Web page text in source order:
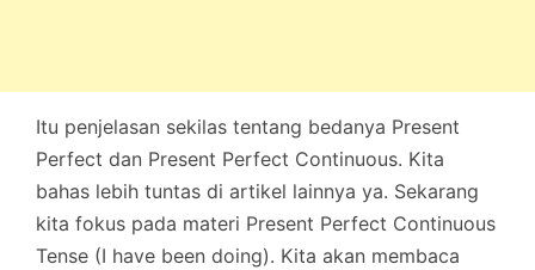
Itu penjelasan sekilas tentang bedanya Present
Perfect dan Present Perfect Continuous. Kita
bahas lebih tuntas di artikel lainnya ya. Sekarang
kita fokus pada materi Present Perfect Continuous
Tense (I have been doing). Kita akan membaca